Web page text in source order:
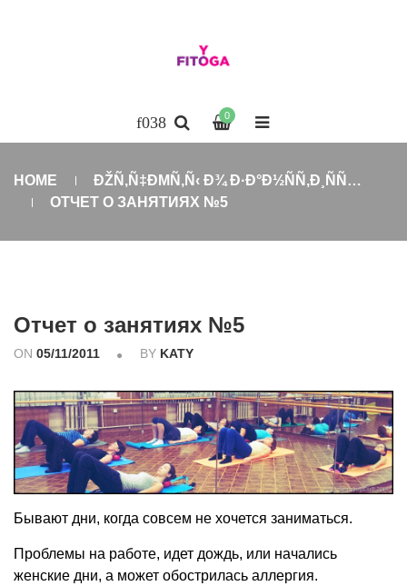
0
HOME
ÐŽÑ‚Ñ‡ÐΜÑ‚Ñ‹ Ð¾ Ð·Ð°Ð½ÑÑ‚Ð¸ÑÑ…
ОТЧЕТ О ЗАНЯТИЯХ №5
Отчет о занятиях №5
ON 05/11/2011 BY KATY
Бывают дни, когда совсем не хочется заниматься.
Проблемы на работе, идет дождь, или начались
женские дни, а может обострилась аллергия.